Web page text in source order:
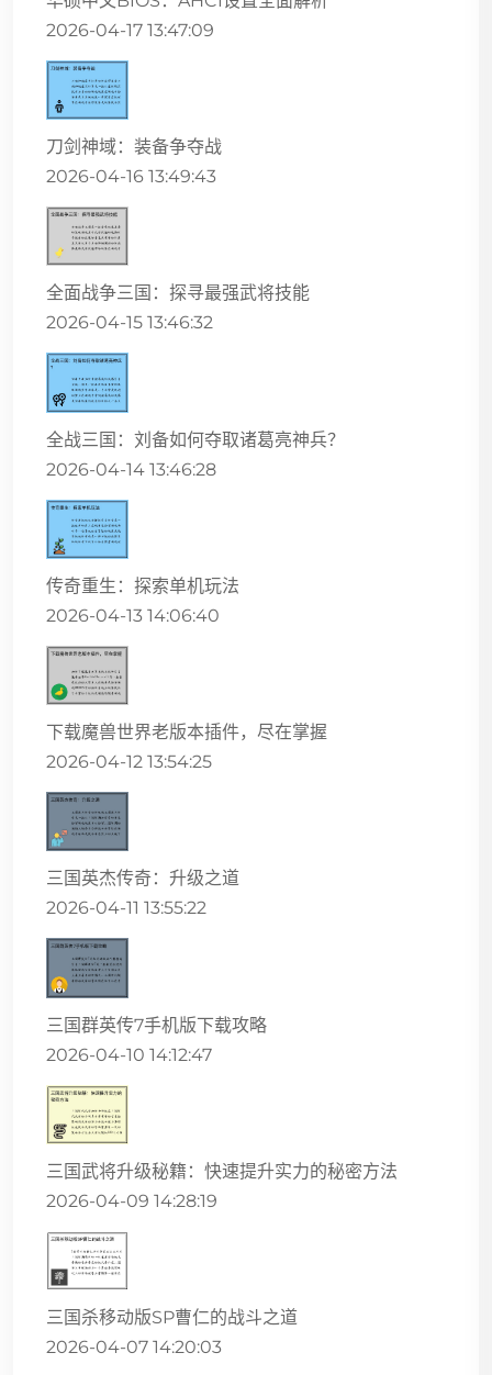
2026-04-17 13:47:09
刀剑神域：装备争夺战
2026-04-16 13:49:43
全面战争三国：探寻最强武将技能
2026-04-15 13:46:32
全战三国：刘备如何夺取诸葛亮神兵？
2026-04-14 13:46:28
传奇重生：探索单机玩法
2026-04-13 14:06:40
下载魔兽世界老版本插件，尽在掌握
2026-04-12 13:54:25
三国英杰传奇：升级之道
2026-04-11 13:55:22
三国群英传7手机版下载攻略
2026-04-10 14:12:47
三国武将升级秘籍：快速提升实力的秘密方法
2026-04-09 14:28:19
三国杀移动版SP曹仁的战斗之道
2026-04-07 14:20:03